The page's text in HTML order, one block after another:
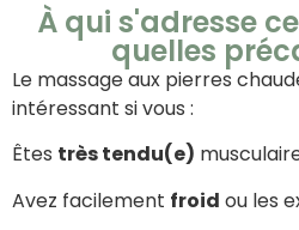
À qui s'adresse
quelles
Le massage aux pierres
intéressant si vous :
Êtes très tendu(e)
Avez facilement froid ou les